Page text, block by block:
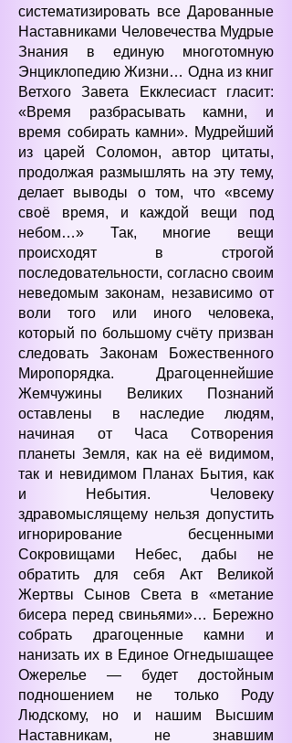
систематизировать все Дарованные
Наставниками Человечества Мудрые
Знания в единую многотомную
Энциклопедию Жизни… Одна из книг
Ветхого Завета Екклесиаст гласит:
«Время разбрасывать камни, и
время собирать камни». Мудрейший
из царей Соломон, автор цитаты,
продолжая размышлять на эту тему,
делает выводы о том, что «всему
своё время, и каждой вещи под
небом…» Так, многие вещи
происходят в строгой
последовательности, согласно своим
неведомым законам, независимо от
воли того или иного человека,
который по большому счёту призван
следовать Законам Божественного
Миропорядка. Драгоценнейшие
Жемчужины Великих Познаний
оставлены в наследие людям,
начиная от Часа Сотворения
планеты Земля, как на её видимом,
так и невидимом Планах Бытия, как
и Небытия. Человеку
здравомыслящему нельзя допустить
игнорирование бесценными
Сокровищами Небес, дабы не
обратить для себя Акт Великой
Жертвы Сынов Света в «метание
бисера перед свиньями»… Бережно
собрать драгоценные камни и
нанизать их в Единое Огнедышащее
Ожерелье — будет достойным
подношением не только Роду
Людскому, но и нашим Высшим
Наставникам, не знавшим